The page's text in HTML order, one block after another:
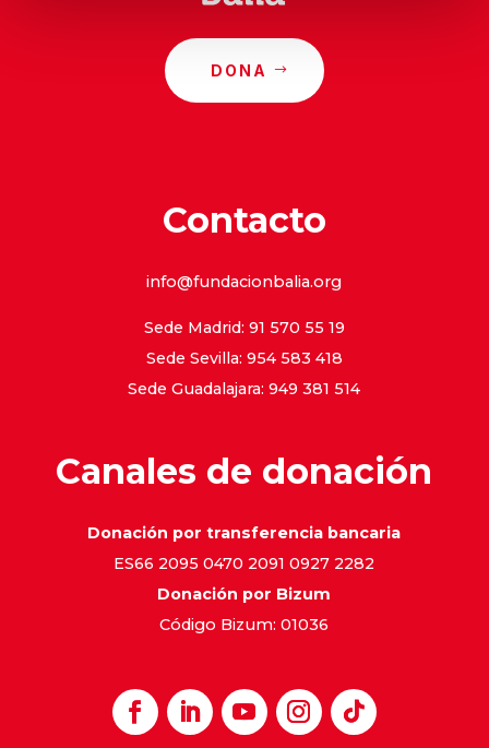
DONA
Contacto
info@fundacionbalia.org
Sede Madrid: 91 570 55 19
Sede Sevilla: 954 583 418
Sede Guadalajara: 949 381 514
Canales de donación
Donación por transferencia bancaria
ES66 2095 0470 2091 0927 2282
Donación por Bizum
Código Bizum: 01036